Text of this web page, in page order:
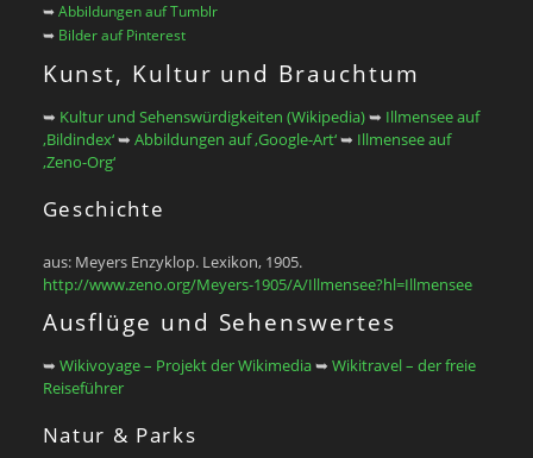
➥Abbildungen auf Tumblr
➥ Bilder auf Pinterest
Kunst, Kultur und Brauchtum
➥ Kultur und Sehenswürdigkeiten (Wikipedia)➥ Illmensee auf
‚Bildindex‘➥ Abbildungen auf ‚Google-Art‘➥ Illmensee auf
‚Zeno-Org‘
Geschichte
aus: Meyers Enzyklop. Lexikon, 1905.
http://www.zeno.org/Meyers-1905/A/Illmensee?hl=Illmensee
Ausflüge und Sehenswertes
➥ Wikivoyage – Projekt der Wikimedia➥ Wikitravel – der freie
Reiseführer
Natur & Parks